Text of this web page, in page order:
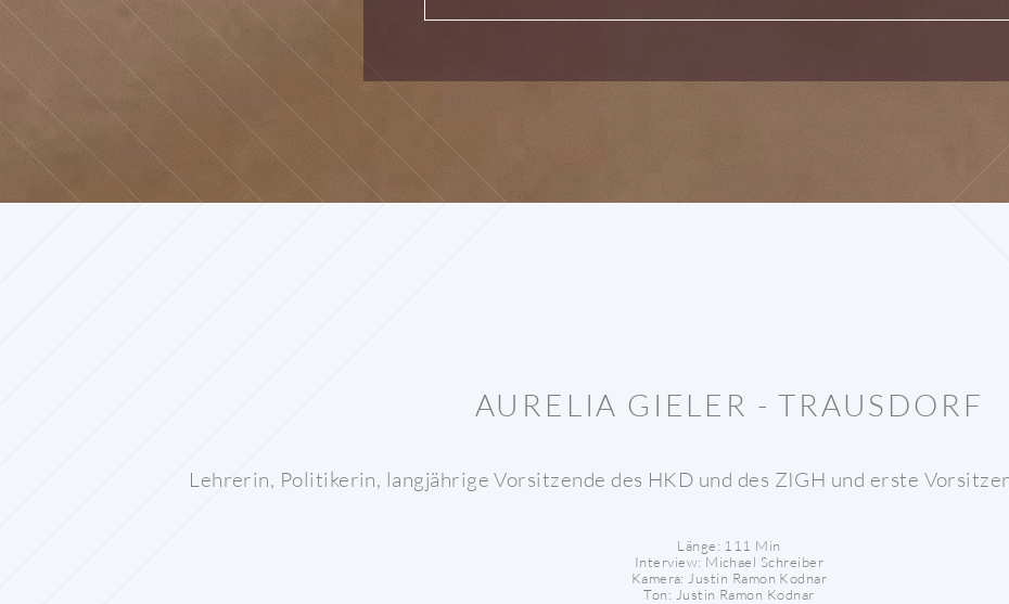
AURELIA GIELER - TRAUSDORF
Lehrerin, Politikerin, langjährige Vorsitzende des HKD und des ZIGH und erste
Länge: 111 Min
Interview: Michael Schreiber
Kamera: Justin Ramon Kodnar
Ton: Justin Ramon Kodnar